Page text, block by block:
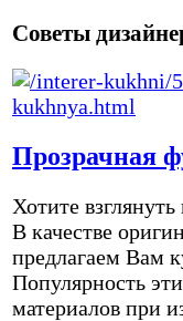
Советы
Прозрачная
Хотите
В качестве
предлагаем Вам
Популярность
материалов при